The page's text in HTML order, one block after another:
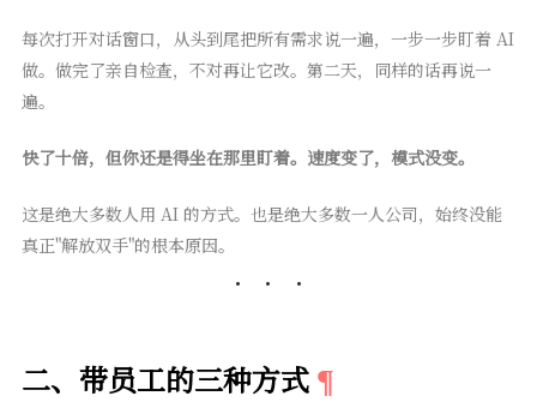
每次打开对话窗口，从头到尾把所有需求说一遍，一步一步盯着 AI
做。做完了亲自检查，不对再让它改。第二天，同样的话再说一
遍。
快了十倍，但你还是得坐在那里盯着。速度变了，模式没变。
这是绝大多数人用 AI 的方式。也是绝大多数一人公司，始终没能
真正"解放双手"的根本原因。
二、带员工的三种方式